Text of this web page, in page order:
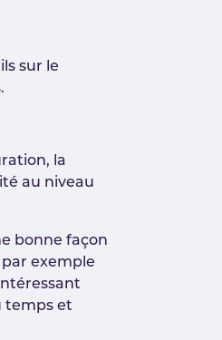
sur le
la
au niveau
bonne façon
exemple
temps et